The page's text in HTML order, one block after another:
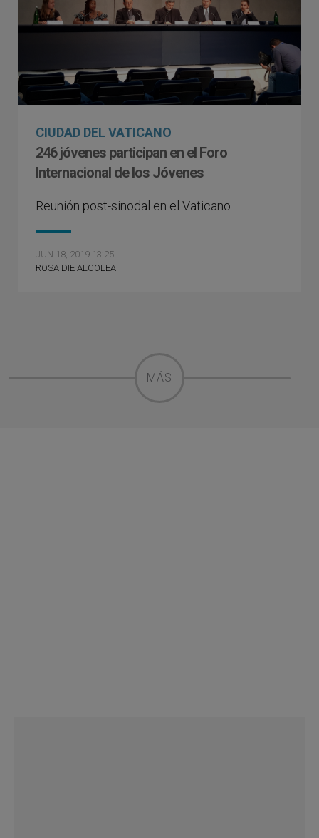
CIUDAD DEL VATICANO
246 jóvenes participan en el Foro
Internacional de los Jóvenes
Reunión post-sinodal en el Vaticano
JUN 18, 2019 13:25
ROSA DIE ALCOLEA
MÁS